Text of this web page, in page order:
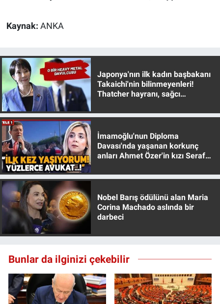
Kaynak: ANKA
Japonya'nın ilk kadın başbakanı
Takaichi'nin bilinmeyenleri!
Thatcher hayranı, sağcı
İmamoğlu'nun Diploma
Davası'nda yaşanan korkunç
anları Ahmet Özer'in kızı Seraf
Nobel Barış ödülünü alan Maria
Corina Machado aslında bir
darbeci
Bunlar da ilginizi çekebilir